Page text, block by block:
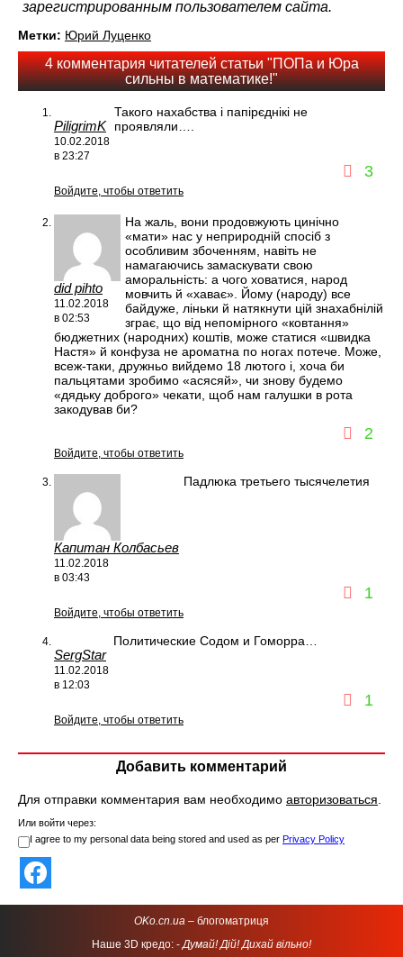
зарегистрированным пользователем сайта.
Метки: Юрий Луценко
4 комментария читателей статьи "ПОПа и Юра
сильны в математике!"
PiligrimK
10.02.2018
в 23:27
Такого нахабства і папірєднікі не
проявляли….
3
Войдите, чтобы ответить
did pihto
11.02.2018
в 02:53
На жаль, вони продовжують цинічно
«мати» нас у неприродній спосіб з
особливим збоченням, навіть не
намагаючись замаскувати свою
аморальність: а чого ховатися, народ
мовчить й «хаває». Йому (народу) все
байдуже, ліньки й натякнути цій знахабнілій
зграє, що від непомірного «ковтання»
бюджетних (народних) коштів, може статися «швидка
Настя» й конфуза не ароматна по ногах потече. Може,
всеж-таки, дружньо вийдемо 18 лютого і, хоча би
пальцятами зробимо «асясяй», чи знову будемо
«дядьку доброго» чекати, щоб нам галушки в рота
закодував би?
2
Войдите, чтобы ответить
Капитан Колбасьев
11.02.2018
в 03:43
Падлюка третьего тысячелетия
1
Войдите, чтобы ответить
SergStar
11.02.2018
в 12:03
Политические Содом и Гоморра…
1
Войдите, чтобы ответить
Добавить комментарий
Для отправки комментария вам необходимо авторизоваться.
Или войти через:
I agree to my personal data being stored and used as per Privacy Policy
OKo.cn.ua – блогоматриця
Наше 3D кредо: -Думай! Дій! Дихай вільно!